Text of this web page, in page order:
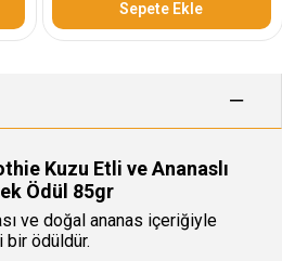
Sepete Ekle
Kuzu Etli ve Ananaslı
Ödül 85gr
ve doğal ananas içeriğiyle
ödüldür.